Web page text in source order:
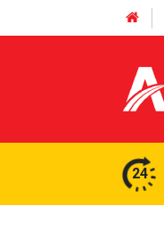
24